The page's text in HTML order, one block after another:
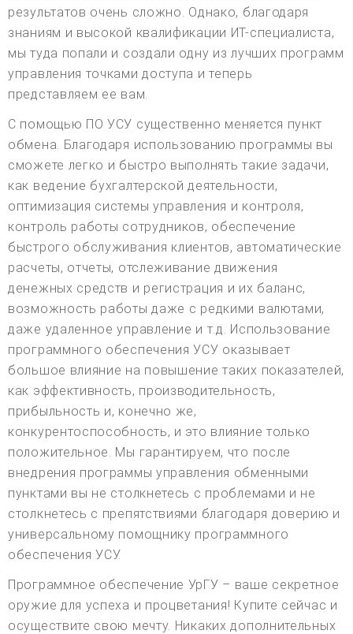
результатов очень сложно. Однако, благодаря
знаниям и высокой квалификации ИТ-специалиста,
мы туда попали и создали одну из лучших программ
управления точками доступа и теперь
представляем ее вам.
С помощью ПО УСУ существенно меняется пункт
обмена. Благодаря использованию программы вы
сможете легко и быстро выполнять такие задачи,
как ведение бухгалтерской деятельности,
оптимизация системы управления и контроля,
контроль работы сотрудников, обеспечение
быстрого обслуживания клиентов, автоматические
расчеты, отчеты, отслеживание движения
денежных средств и регистрация и их баланс,
возможность работы даже с редкими валютами,
даже удаленное управление и т.д. Использование
программного обеспечения УСУ оказывает
большое влияние на повышение таких показателей,
как эффективность, производительность,
прибыльность и, конечно же,
конкурентоспособность, и это влияние только
положительное. Мы гарантируем, что после
внедрения программы управления обменными
пунктами вы не столкнетесь с проблемами и не
столкнетесь с препятствиями благодаря доверию и
универсальному помощнику программного
обеспечения УСУ.
Программное обеспечение УрГУ – ваше секретное
оружие для успеха и процветания! Купите сейчас и
осуществите свою мечту. Никаких дополнительных